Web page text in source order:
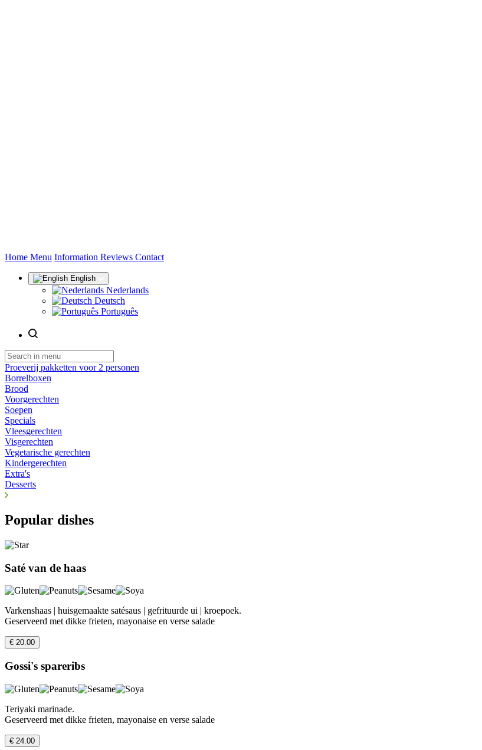
Home (current)
Menu Information Reviews Contact
English
Nederlands
Deutsch
Português
Proeverij pakketten voor 2 personen
Borrelboxen
Brood
Voorgerechten
Soepen
Specials
Vleesgerechten
Visgerechten
Vegetarische gerechten
Kindergerechten
Extra's
Desserts
Popular dishes
Saté van de haas
Varkenshaas | huisgemaakte satésaus | gefrituurde ui | kroepoek.
Geserveerd met dikke frieten, mayonaise en verse salade
€ 20.00
Gossi's spareribs
Teriyaki marinade.
Geserveerd met dikke frieten, mayonaise en verse salade
€ 24.00